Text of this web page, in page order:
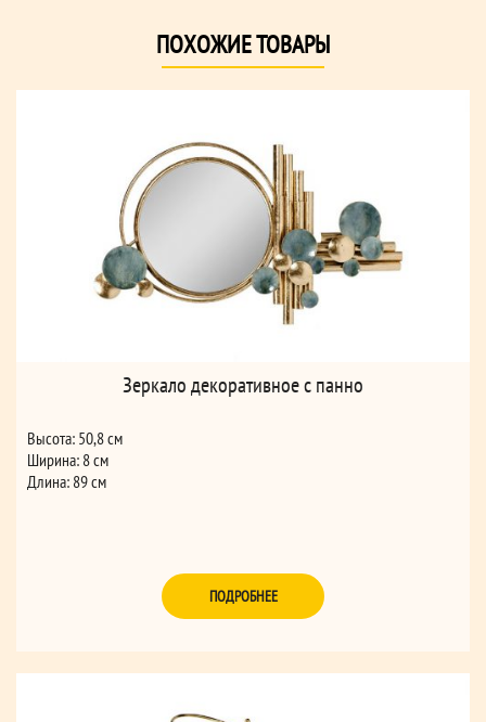
ПОХОЖИЕ ТОВАРЫ
Зеркало декоративное с панно
Высота: 50,8 см
Ширина: 8 см
Длина: 89 см
ПОДРОБНЕЕ